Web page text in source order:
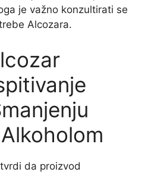
je važno konzultirati se
Alcozara.
da proizvod